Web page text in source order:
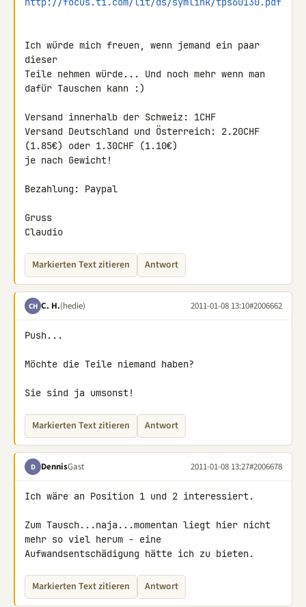
Ich würde mich freuen, wenn jemand ein paar
dieser
Teile nehmen würde... Und noch mehr wenn man
dafür Tauschen kann :)
Versand innerhalb der Schweiz: 1CHF
Versand Deutschland und Österreich: 2.20CHF
(1.85€) oder 1.30CHF (1.10€)
je nach Gewicht!
Bezahlung: Paypal
Gruss
Claudio
Markierten Text zitieren Antwort
CH C. H.(hedie) 2011-01-08 13:10#2006662
Push...
Möchte die Teile niemand haben?
Sie sind ja umsonst!
Markierten Text zitieren Antwort
D DennisGast 2011-01-08 13:27#2006678
Ich wäre an Position 1 und 2 interessiert.
Zum Tausch...naja...momentan liegt hier nicht
mehr so viel herum - eine
Aufwandsentschädigung hätte ich zu bieten.
Markierten Text zitieren Antwort